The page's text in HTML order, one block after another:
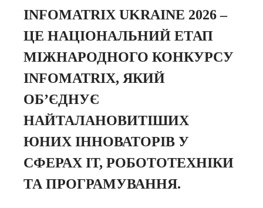
INFOMATRIX UKRAINE 2026 –
ЦЕ НАЦІОНАЛЬНИЙ ЕТАП
МІЖНАРОДНОГО КОНКУРСУ
INFOMATRIX, ЯКИЙ
ОБ’ЄДНУЄ
НАЙТАЛАНОВИТІШИХ
ЮНИХ ІННОВАТОРІВ У
СФЕРАХ ІТ, РОБОТОТЕХНІКИ
ТА ПРОГРАМУВАННЯ.